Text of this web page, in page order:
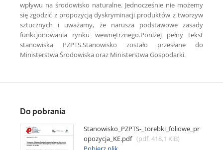
wpływu na środowisko naturalne. Jednocześnie nie możemy
się zgodzić z propozycją dyskryminacji produktów z tworzyw
sztucznych i uważamy, że narusza podstawowe zasady
funkcjonowania rynku wewnętrznego.Poniżej pełny tekst
stanowiska PZPTS.Stanowisko zostało przesłane do
Ministerstwa Środowiska oraz Ministerstwa Gospodarki.
Do pobrania
Stanowisko_PZPTS-_torebki_foliowe_pr
opozycja_KE.pdf (pdf, 418,1 KiB)